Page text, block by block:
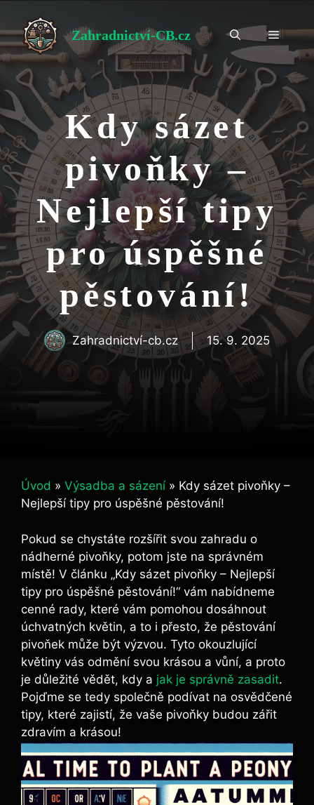
obsah
Zahradnictví-CB.cz Menu
Kdy sázet
pivoňky –
Nejlepší tipy
pro úspěšné
pěstování!
Zahradnictví-cb.cz 15. 9. 2025
Úvod » Výsadba a sázení » Kdy sázet pivoňky –
Nejlepší tipy pro úspěšné pěstování!
Pokud ⁣se chystáte rozšířit svou zahradu o
nádherné pivoňky, potom jste ⁣na správném
místě! V článku „Kdy sázet pivoňky ⁢– Nejlepší
tipy pro ⁢úspěšné pěstování!“ vám nabídneme
cenné rady, které vám pomohou dosáhnout
úchvatných ⁣květin, a‍ to i přesto, že ⁣pěstování
pivoňek může být ⁢výzvou. Tyto okouzlující
květiny ​vás odmění svou krásou a vůní, a proto
‌je důležité vědět, kdy a jak je správně zasadit.
Pojďme se tedy⁤ společně podívat na osvědčené
tipy, které zajistí, že vaše pivoňky budou zářit
zdravím ​a krásou!